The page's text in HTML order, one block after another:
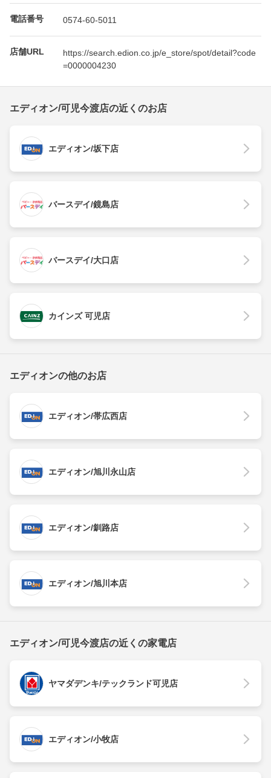
電話番号 0574-60-5011
店舗URL
https://search.edion.co.jp/e_store/spot/detail?code
=0000004230
エディオン/可児今渡店の近くのお店
エディオン/坂下店
バースデイ/鏡島店
バースデイ/大口店
カインズ 可児店
エディオンの他のお店
エディオン/帯広西店
エディオン/旭川永山店
エディオン/釧路店
エディオン/旭川本店
エディオン/可児今渡店の近くの家電店
ヤマダデンキ/テックランド可児店
エディオン/小牧店